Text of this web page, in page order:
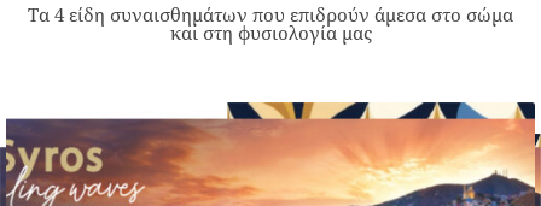
Τα 4 είδη συναισθημάτων που επιδρούν άμεσα στο σώμα
και στη φυσιολογία μας